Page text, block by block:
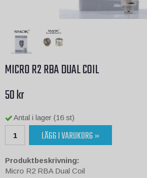
MICRO R2 RBA DUAL COIL
50 kr
Antal i lager (16 st)
LÄGG I VARUKORG »
Produktbeskrivning:
Micro R2 RBA Dual Coil